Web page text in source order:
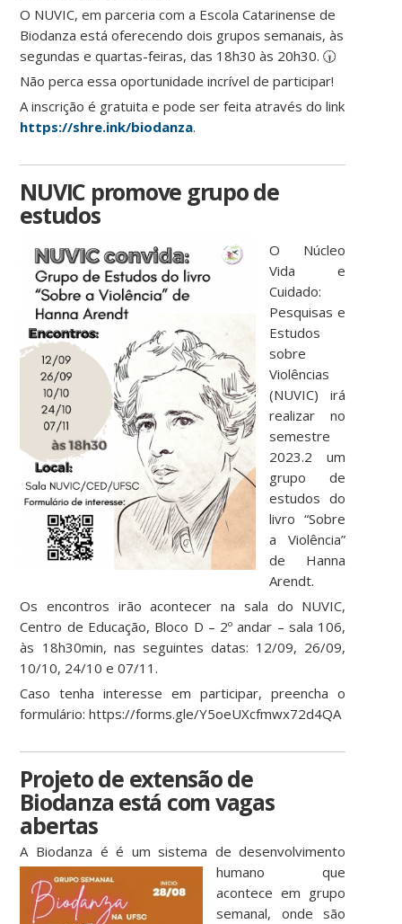
O NUVIC, em parceria com a Escola Catarinense de
Biodanza está oferecendo dois grupos semanais, às
segundas e quartas-feiras, das 18h30 às 20h30. 🕡
Não perca essa oportunidade incrível de participar!
A inscrição é gratuita e pode ser feita através do link
https://shre.ink/biodanza.
NUVIC promove grupo de
estudos
O Núcleo
Vida e
Cuidado:
Pesquisas e
Estudos
sobre
Violências
(NUVIC) irá
realizar no
semestre
2023.2 um
grupo de
estudos do
livro “Sobre
a Violência”
de Hanna
Arendt.
Os encontros irão acontecer na sala do NUVIC,
Centro de Educação, Bloco D – 2º andar – sala 106,
às 18h30min, nas seguintes datas: 12/09, 26/09,
10/10, 24/10 e 07/11.
Caso tenha interesse em participar, preencha o
formulário: https://forms.gle/Y5oeUXcfmwx72d4QA
Projeto de extensão de
Biodanza está com vagas
abertas
A Biodanza é é um sistema de desenvolvimento
humano que
acontece em grupo
semanal, onde são